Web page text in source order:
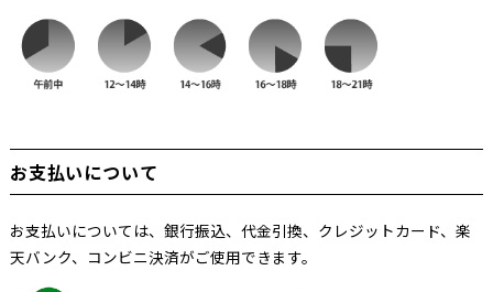
お支払いについて
お支払いについては、銀行振込、代金引換、クレジットカード、楽
天バンク、コンビニ決済がご使用できます。